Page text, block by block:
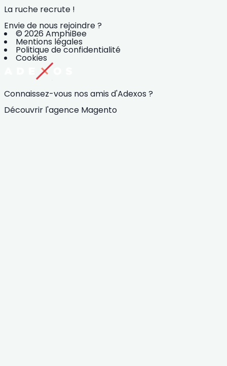
La ruche recrute !
Envie de nous rejoindre ?
© 2026 AmphiBee
Mentions légales
Politique de confidentialité
Cookies
Connaissez-vous nos amis d'Adexos ?
Découvrir l'agence Magento